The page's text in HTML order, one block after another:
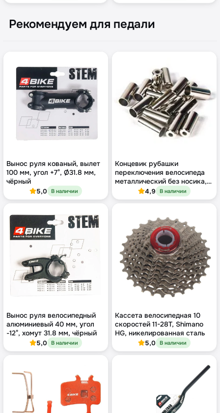
Рекомендуем для педали
Вынос руля кованый, вылет
100 мм, угол +7°, Ø31.8 мм,
чёрный
5,0 В наличии
Концевик рубашки
переключения велосипеда
металлический без носика,
Ø4.5 мм, штучно
4,9 В наличии
Вынос руля велосипедный
алюминиевый 40 мм, угол
-12°, хомут 31.8 мм, чёрный
5,0 В наличии
Кассета велосипедная 10
скоростей 11-28T, Shimano
HG, никелированная сталь
5,0 В наличии